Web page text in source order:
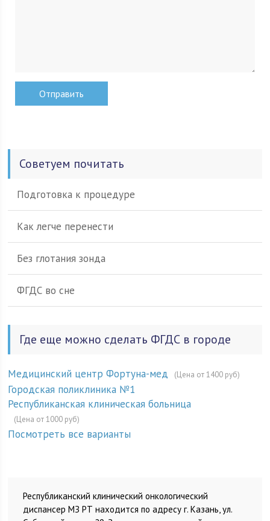
Советуем почитать
Подготовка к процедуре
Как легче перенести
Без глотания зонда
ФГДС во сне
Где еще можно сделать ФГДС в городе
Медицинский центр Фортуна-мед (Цена от 1400 руб)
Городская поликлиника №1
Республиканская клиническая больница
(Цена от 1000 руб)
Посмотреть все варианты
Республиканский клинический онкологический
диспансер МЗ РТ находится по адресу г. Казань, ул.